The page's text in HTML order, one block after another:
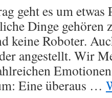
geht es um etwas
Dinge gehören
keine Roboter.
angestellt. Wir
Eine überaus …